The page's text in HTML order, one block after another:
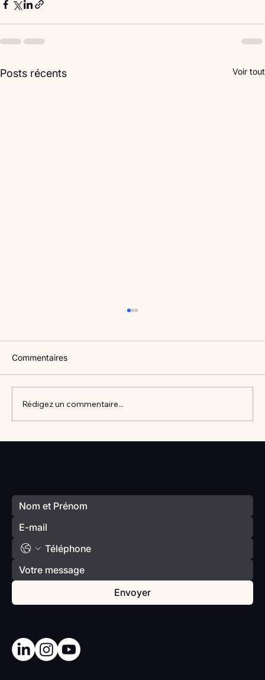
Posts récents Voir tout
Commentaires
Rédigez un commentaire...
Envoyer